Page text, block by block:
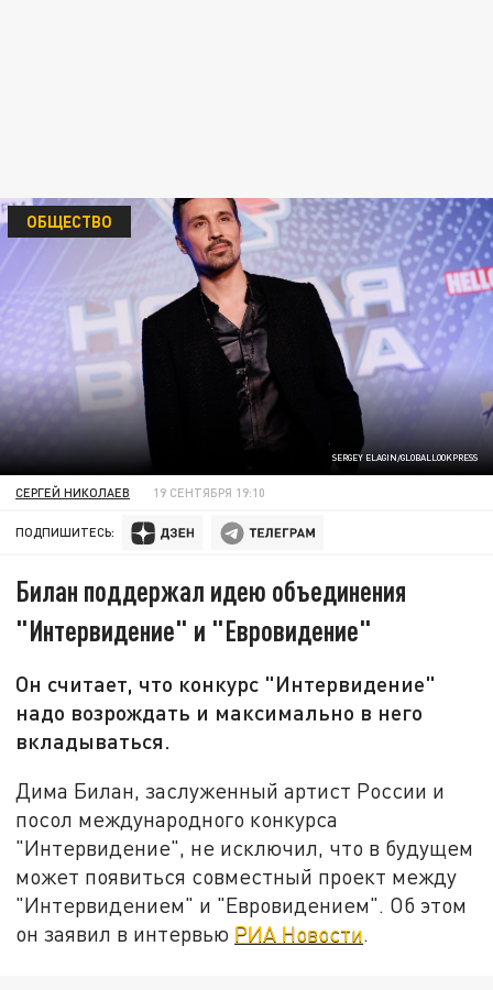
SERGEY ELAGIN/GLOBALLOOKPRESS
ОБЩЕСТВО
СЕРГЕЙ НИКОЛАЕВ 19 СЕНТЯБРЯ 19:10
ПОДПИШИТЕСЬ:
Билан поддержал идею объединения
"Интервидение" и "Евровидение"
Он считает, что конкурс "Интервидение"
надо возрождать и максимально в него
вкладываться.
Дима Билан, заслуженный артист России и
посол международного конкурса
"Интервидение", не исключил, что в будущем
может появиться совместный проект между
"Интервидением" и "Евровидением". Об этом
он заявил в интервью РИА Новости.